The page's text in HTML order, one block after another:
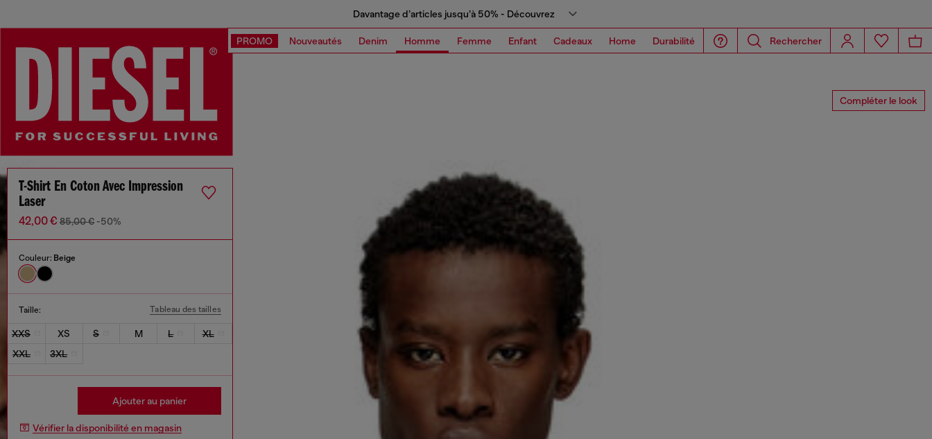
Davantage d’articles jusqu’à 50% - Découvrez
PROMO Nouveautés Denim Homme Femme Enfant Cadeaux Home Durabilité Rechercher
Compléter le look
T-Shirt En Coton Avec Impression
Laser
42,00 € 85,00 € -50%
Couleur: Beige
Taille: Tableau des tailles
XXS XS S M L
XL
XXL
3XL
Ajouter au panier
Vérifier la disponibilité en magasin